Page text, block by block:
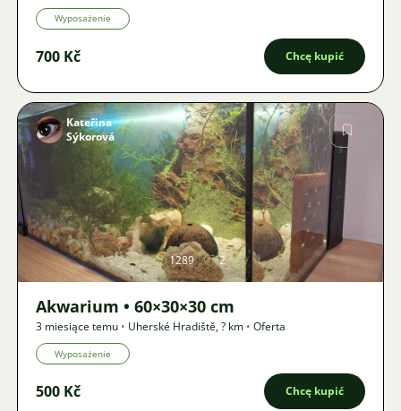
Wyposażenie
700 Kč Chcę kupić
Zdjęcie
Kateřina
Sýkorová
1289 2
Akwarium • 60×30×30 cm
3 miesiące temu • Uherské Hradiště,? km • Oferta
Wyposażenie
500 Kč Chcę kupić